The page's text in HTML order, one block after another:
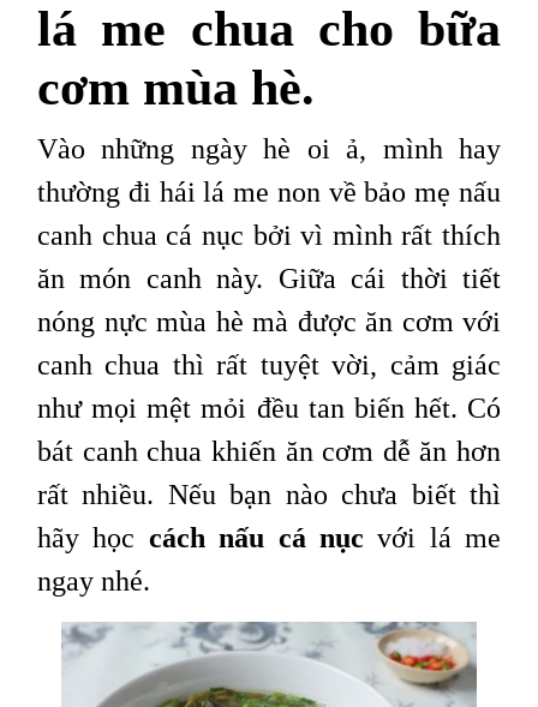
lá me chua cho bữa
cơm mùa hè.
Vào những ngày hè oi ả, mình hay
thường đi hái lá me non về bảo mẹ nấu
canh chua cá nục bởi vì mình rất thích
ăn món canh này. Giữa cái thời tiết
nóng nực mùa hè mà được ăn cơm với
canh chua thì rất tuyệt vời, cảm giác
như mọi mệt mỏi đều tan biến hết. Có
bát canh chua khiến ăn cơm dễ ăn hơn
rất nhiều. Nếu bạn nào chưa biết thì
hãy học cách nấu cá nục với lá me
ngay nhé.